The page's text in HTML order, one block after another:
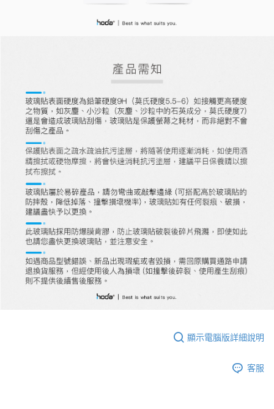
顯示電腦版詳細說明
客服